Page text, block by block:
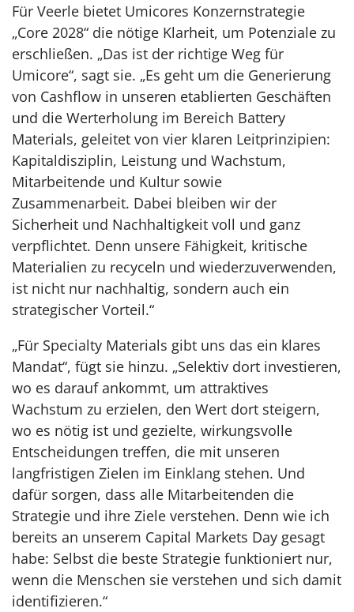
Für Veerle bietet Umicores Konzernstrategie
„Core 2028“ die nötige Klarheit, um Potenziale zu
erschließen. „Das ist der richtige Weg für
Umicore“, sagt sie. „Es geht um die Generierung
von Cashflow in unseren etablierten Geschäften
und die Werterholung im Bereich Battery
Materials, geleitet von vier klaren Leitprinzipien:
Kapitaldisziplin, Leistung und Wachstum,
Mitarbeitende und Kultur sowie
Zusammenarbeit. Dabei bleiben wir der
Sicherheit und Nachhaltigkeit voll und ganz
verpflichtet. Denn unsere Fähigkeit, kritische
Materialien zu recyceln und wiederzuverwenden,
ist nicht nur nachhaltig, sondern auch ein
strategischer Vorteil.“
„Für Specialty Materials gibt uns das ein klares
Mandat“, fügt sie hinzu. „Selektiv dort investieren,
wo es darauf ankommt, um attraktives
Wachstum zu erzielen, den Wert dort steigern,
wo es nötig ist und gezielte, wirkungsvolle
Entscheidungen treffen, die mit unseren
langfristigen Zielen im Einklang stehen. Und
dafür sorgen, dass alle Mitarbeitenden die
Strategie und ihre Ziele verstehen. Denn wie ich
bereits an unserem Capital Markets Day gesagt
habe: Selbst die beste Strategie funktioniert nur,
wenn die Menschen sie verstehen und sich damit
identifizieren.“